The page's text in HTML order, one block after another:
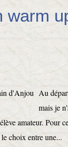
warm
Au
mais je
amateur. Pour
choix entre une...